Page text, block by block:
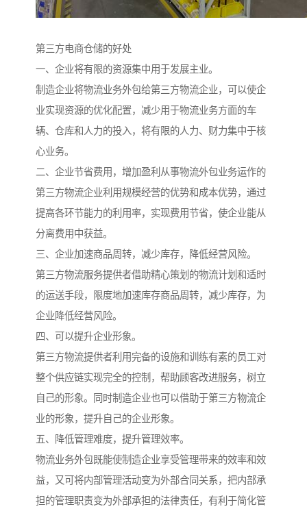
第三方电商仓储的好处
一、企业将有限的资源集中用于发展主业。
制造企业将物流业务外包给第三方物流企业，可以使企
业实现资源的优化配置，减少用于物流业务方面的车
辆、仓库和人力的投入，将有限的人力、财力集中于核
心业务。
二、企业节省费用，增加盈利从事物流外包业务运作的
第三方物流企业利用规模经营的优势和成本优势，通过
提高各环节能力的利用率，实现费用节省，使企业能从
分离费用中获益。
三、企业加速商品周转，减少库存，降低经营风险。
第三方物流服务提供者借助精心策划的物流计划和适时
的运送手段，限度地加速库存商品周转，减少库存，为
企业降低经营风险。
四、可以提升企业形象。
第三方物流提供者利用完备的设施和训练有素的员工对
整个供应链实现完全的控制，帮助顾客改进服务，树立
自己的形象。同时制造企业也可以借助于第三方物流企
业的形象，提升自己的企业形象。
五、降低管理难度，提升管理效率。
物流业务外包既能使制造企业享受管理带来的效率和效
益，又可将内部管理活动变为外部合同关系，把内部承
担的管理职责变为外部承担的法律责任，有利于简化管